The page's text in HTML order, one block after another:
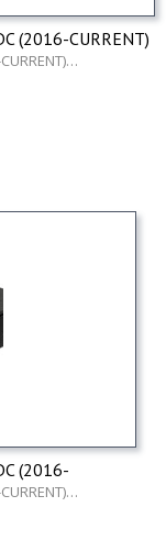
(2016-CURRENT)
(2016-